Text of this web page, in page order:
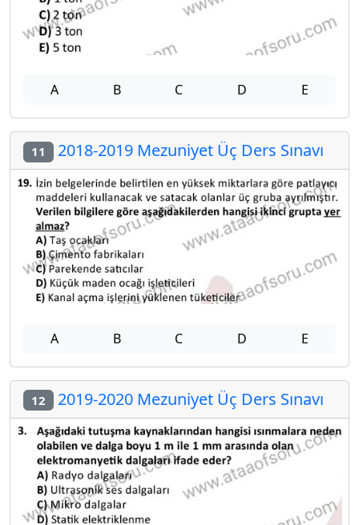
A B C D E
11 2018-2019 Mezuniyet Üç Ders Sınavı
A B C D E
12 2019-2020 Mezuniyet Üç Ders Sınavı